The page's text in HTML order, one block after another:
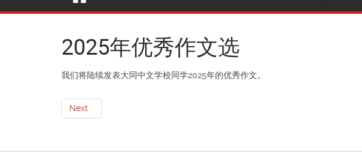
2025年优秀作文选
我们将陆续发表大同中文学校同学2025年的优秀作文。
Next